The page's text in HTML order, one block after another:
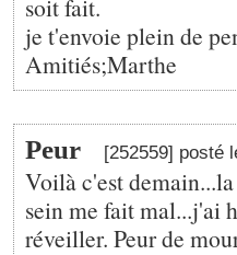
soit fait.
je t'envoie plein de
Amitiés;Marthe
Peur [252559] posté
Voilà c'est
sein me fait mal...j'ai
réveiller. Peur de